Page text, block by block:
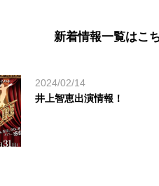
新着情報一覧はこ
2024/02/14
井上智恵出演情報！